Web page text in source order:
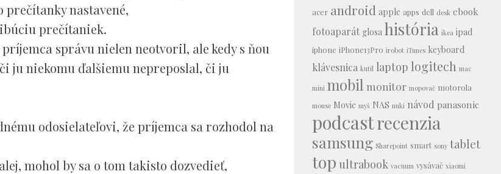
nastavené,
prečítaniek.
správu nielen neotvoril, ale kedy s ňou
ju niekomu ďalšiemu nepreposlal, či ju
odosielateľovi, že príjemca sa rozhodol na
mohol by sa o tom takisto dozvedieť,
acer android apple apps dell desk ebook
fotoaparát glosa história ikea ipad
iphone iPhone13Pro irobot iTunes keyboard
klávesnica kutil laptop logitech mac
mini mobil monitor mopovač motorola
mouse Movie myš NAS nuki návod panasonic
podcastrecenzia
samsung Sharepoint smart sony tablet
top ultrabook vacuum vysávač xiaomi